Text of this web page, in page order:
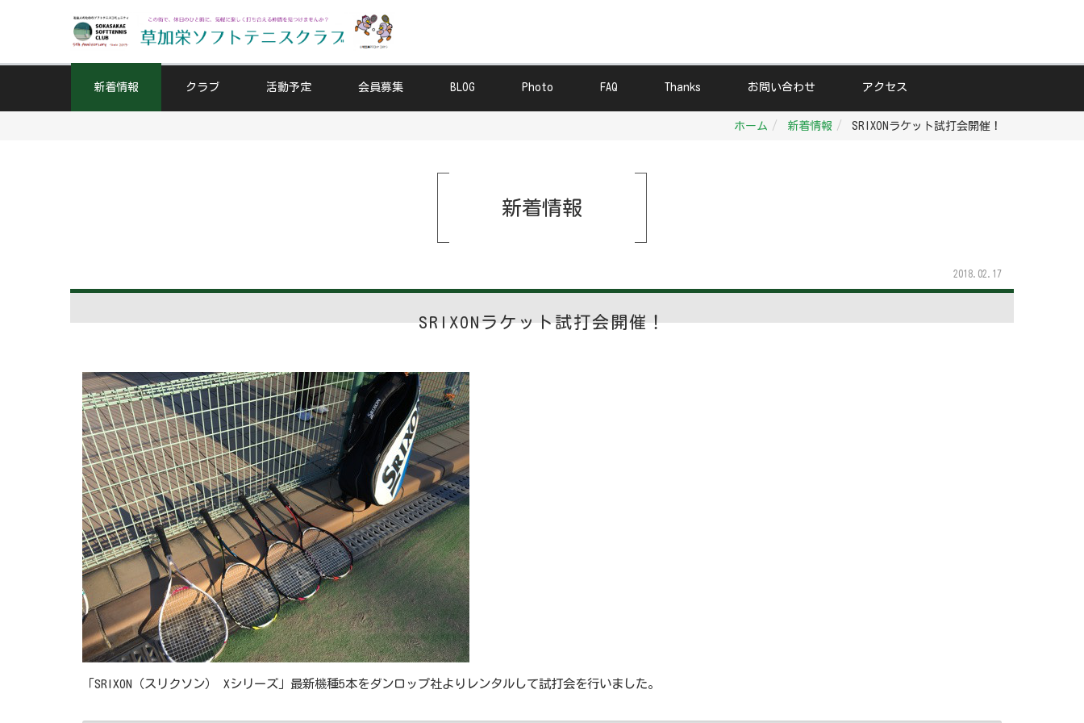
新着情報 クラブ 活動予定 会員募集 BLOG Photo FAQ Thanks お問い合わせ アクセス
ホーム 新着情報 SRIXONラケット試打会開催！
新着情報
2018.02.17
SRIXONラケット試打会開催！
「SRIXON（スリクソン） Xシリーズ」最新機種5本をダンロップ社よりレンタルして試打会を行いました。